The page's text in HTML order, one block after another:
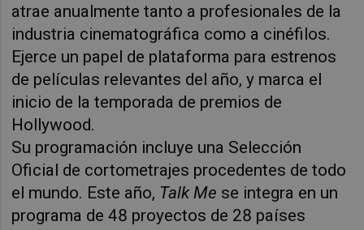
atrae anualmente tanto a profesionales de la
industria cinematográfica como a cinéfilos.
Ejerce un papel de plataforma para estrenos
de películas relevantes del año, y marca el
inicio de la temporada de premios de
Hollywood.
Su programación incluye una Selección
Oficial de cortometrajes procedentes de todo
el mundo. Este año, Talk Me se integra en un
programa de 48 proyectos de 28 países